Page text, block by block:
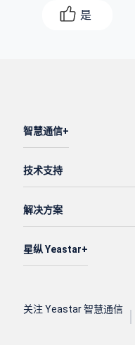
是
智慧通信
技术支持
解决方案
星纵 Yeastar
关注 Yeastar 智慧通信